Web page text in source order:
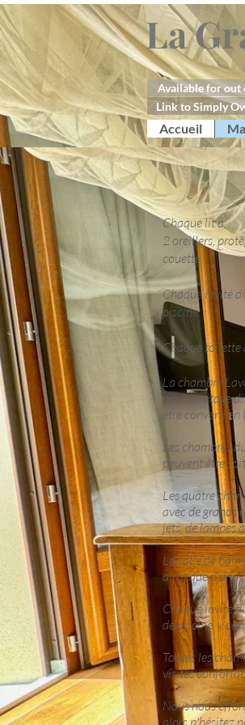
La
Available for out
Link to Simply
Accueil
Chaque lit a;
2 oreillers,
couette
Chaque invité
piscine.
Chaque toilette
La chambre
premier étage
être converti
Les chambres
peuvent être
Les quatre
avec de grands
jets, de lampes
La salle de
ainsi que d'une
Chaque invité
de piscine, y
Toutes les
visites
Nous nous
alors n'hésitez